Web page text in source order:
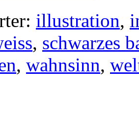
illustration,
, schwarzes
, wahnsinn,